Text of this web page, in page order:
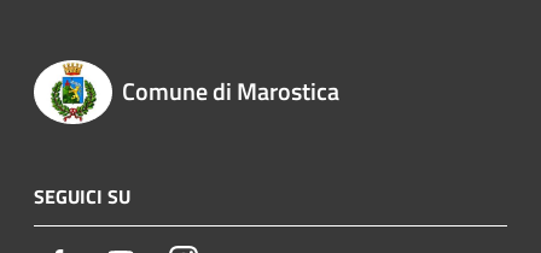
Comune di Marostica
SEGUICI SU